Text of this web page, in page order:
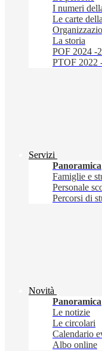
I numeri
Le carte
La storia
POF 2024 -
PTOF 2022
Servizi
Panoramica
Famiglie e
Personale
Percorsi di
Novità
Panoramica
Le notizie
Le circolari
Calendario
Albo online